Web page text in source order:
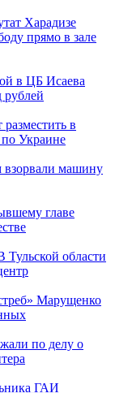
Харадизе
прямо в зале
в ЦБ Исаева
рублей
в
по Украине
взорвали машину
главе
Тульской области
Марущенко
по делу о
ГАИ